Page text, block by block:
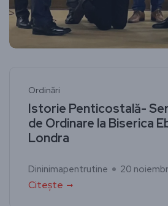
Ordinări
Istorie Penticostală-
de Ordinare la Biserica
Londra
Dininimapentrutine 20
Citește